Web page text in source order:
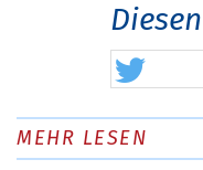
MEHR LESEN